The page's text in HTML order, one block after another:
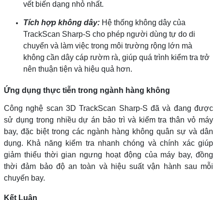
vết biến dạng nhỏ nhất.
Tích hợp không dây: Hệ thống không dây của
TrackScan Sharp-S cho phép người dùng tự do di
chuyển và làm việc trong môi trường rộng lớn mà
không cần dây cáp rườm rà, giúp quá trình kiểm tra trở
nên thuận tiện và hiệu quả hơn.
Ứng dụng thực tiễn trong ngành hàng không
Công nghệ scan 3D TrackScan Sharp-S đã và đang được
sử dụng trong nhiều dự án bảo trì và kiểm tra thân vỏ máy
bay, đặc biệt trong các ngành hàng không quân sự và dân
dụng. Khả năng kiểm tra nhanh chóng và chính xác giúp
giảm thiểu thời gian ngưng hoạt động của máy bay, đồng
thời đảm bảo độ an toàn và hiệu suất vận hành sau mỗi
chuyến bay.
Kết Luận